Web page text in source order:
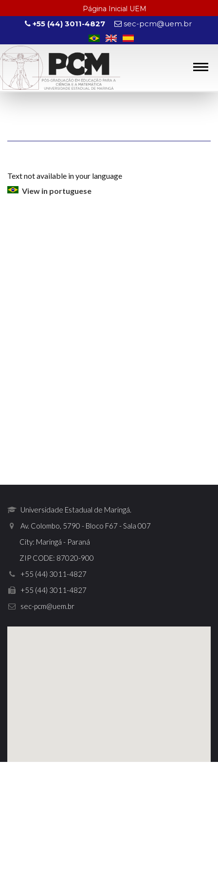
Página Inicial UEM
+55 (44) 3011-4827 sec-pcm@uem.br
Text not available in your language
View in portuguese
Universidade Estadual de Maringá.
Av. Colombo, 5790 - Bloco F67 - Sala 007
City: Maringá - Paraná
ZIP CODE: 87020-900
+55 (44) 3011-4827
+55 (44) 3011-4827
sec-pcm@uem.br